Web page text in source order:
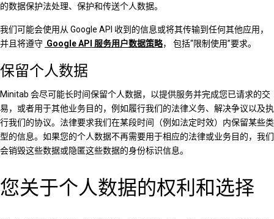
的数据保护法处理、保护和传送个人数据。
我们可能会使用从 Google API 收到的信息或将其传输到任何其他应用，
并且将遵守 Google API 服务用户数据策略， 包括“限制使用”要求。
保留个人数据
Minitab 会尽可能长时间保留个人数据，以提供服务并完成您已请求的交
易，或者用于其他业务目的，例如履行我们的法律义务、解决争议以及执
行我们的协议。法律要求我们在某段时间（例如法定时效）内保留某些类
型的信息。如果您的个人数据不再需要用于相应的法律或业务目的，我们
会销毁这些数据或隐匿这些数据的身份标识信息。
您关于个人数据的权利和选择